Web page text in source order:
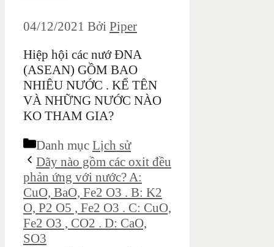
04/12/2021 Bởi Piper
Hiệp hội các nướ ĐNA
(ASEAN) GỒM BAO
NHIÊU NƯỚC . KỂ TÊN
VÀ NHỮNG NƯỚC NÀO
KO THAM GIA?
Danh mục Lịch sử
Dãy nào gồm các oxit đều
phản ứng với nước? A:
CuO, BaO, Fe2 O3 . B: K2
O, P2 O5 , Fe2 O3 . C: CuO,
Fe2 O3 , CO2 . D: CaO,
SO3